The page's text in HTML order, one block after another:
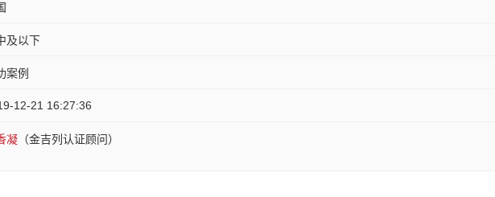
及以下
案例
12-21 16:27:36
凝 （金吉列认证顾问）